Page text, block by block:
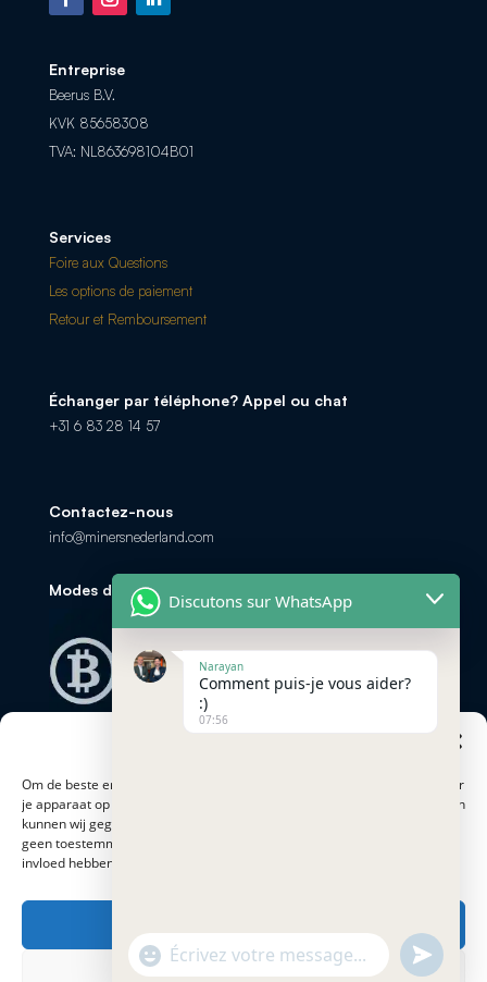
Om de beste ervaringen te bieden, gebruiken cookies om informatie over
je apparaat op te slaan en/of te raadplegen. Door hiermee in te stemmen
kunnen wij gegevens zoals surfgedrag of op deze site verwerken. Als je
geen toestemming geeft of je toestemming intrekt, kan dit een nadelige
invloed hebben op bepaalde functies en mogelijkheden.
Weigeren
Entreprise
Beerus B.V.
KVK 85658308
TVA: NL863698104B01
Services
Foire aux Questions
Les options de paiement
Retour et Remboursement
Échanger par téléphone? Appel ou chat
+31 6 83 28 14 57
Contactez-nous
info@minersnederland.com
Modes de paiement
Adresse
3543 AC Utrecht
Discutons sur WhatsApp
Narayan
Comment puis-je vous aider?
:)
07:56
"+chaty_settings.lang.emoji_picker+"
WhatsApp
undefined